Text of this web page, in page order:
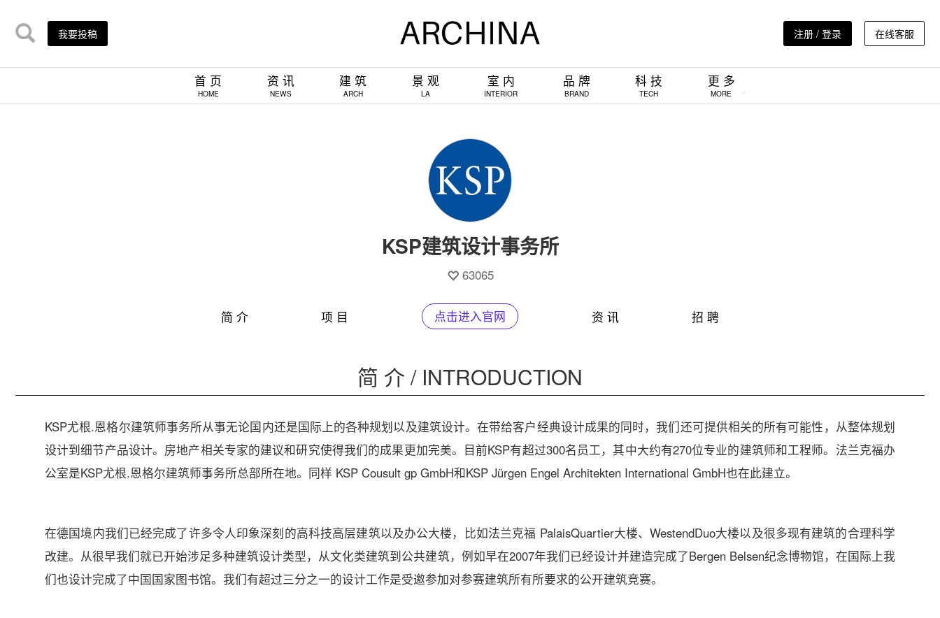
我要投稿 注册 / 登录 在线客服
首 页
HOME
资 讯
NEWS
建 筑
ARCH
景 观
LA
室 内
INTERIOR
品 牌
BRAND
科 技
TECH
更 多
MORE
KSP建筑设计事务所
63065
简 介 项 目 点击进入官网 资 讯 招 聘
简 介 / INTRODUCTION
KSP尤根.恩格尔建筑师事务所从事无论国内还是国际上的各种规划以及建筑设计。在带给客户经典设计成果的同时，我们还可提供相关的所有可能性，从整体规划
设计到细节产品设计。房地产相关专家的建议和研究使得我们的成果更加完美。目前KSP有超过300名员工，其中大约有270位专业的建筑师和工程师。法兰克福办
公室是KSP尤根.恩格尔建筑师事务所总部所在地。同样 KSP Cousult gp GmbH和KSP Jürgen Engel Architekten International GmbH也在此建立。
在德国境内我们已经完成了许多令人印象深刻的高科技高层建筑以及办公大楼，比如法兰克福 PalaisQuartier大楼、WestendDuo大楼以及很多现有建筑的合理科学
改建。从很早我们就已开始涉足多种建筑设计类型，从文化类建筑到公共建筑，例如早在2007年我们已经设计并建造完成了Bergen Belsen纪念博物馆，在国际上我
们也设计完成了中国国家图书馆。我们有超过三分之一的设计工作是受邀参加对参赛建筑所有所要求的公开建筑竞赛。